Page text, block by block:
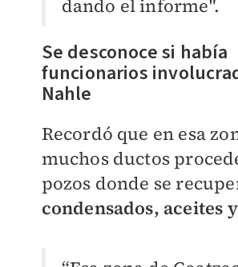
dando el informe".
Se desconoce si había
funcionarios
Nahle
Recordó que en esa
muchos ductos
pozos donde se
condensados, aceites